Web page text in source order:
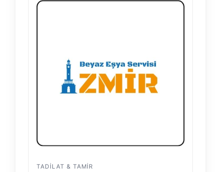
TADILAT & TAMIR